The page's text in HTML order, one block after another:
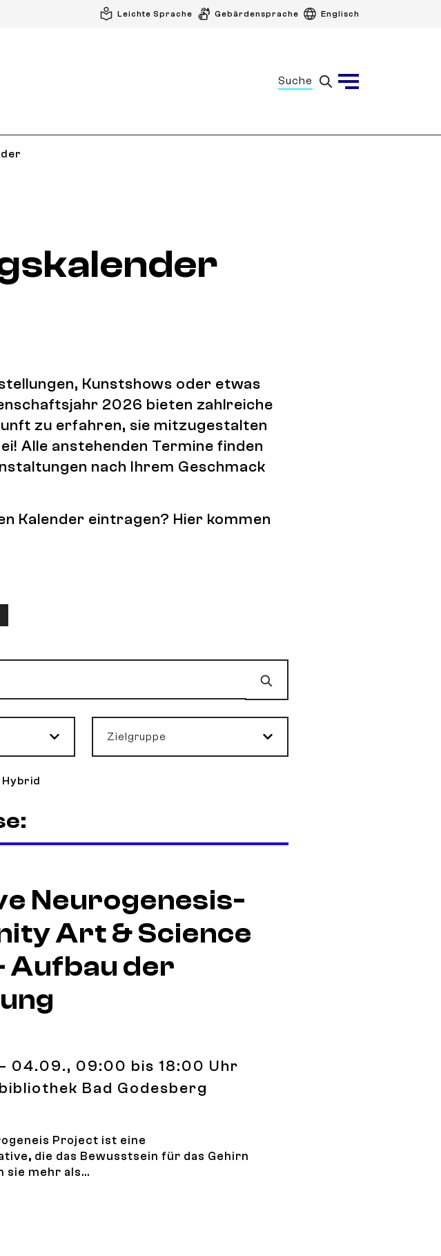
Leichte Sprache Gebärdensprache Englisch
Suche
Kunstshows oder etwas
2026 bieten zahlreiche
zu erfahren, sie mitzugestalten
Alle anstehenden Termine finden
nach Ihrem Geschmack
Kalender eintragen? Hier kommen
Zielgruppe
Hybrid
Neurogenesis-
Art & Science
Aufbau der
04.09., 09:00 bis 18:00 Uhr
Bad Godesberg
Project ist eine
die das Bewusstsein für das Gehirn
sie mehr als...